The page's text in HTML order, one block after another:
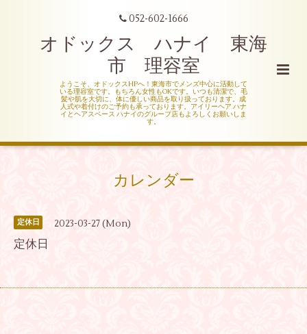
052-602-1666
オドックス ハナイ 東海
市 理容室
ようこそ、オドックスHPへ！東海市でメンズ中心に活動して
いる理容室です。もちろん女性もOKです。いつも清潔で、毛
髪や肌を大切に、体に優しい商品を取り扱っております。成
人式や着付けのご予約も承っております。アイリーヘア ハナ
イとヘアスペース ハナイのグループ店もよろしくお願いしま
す。
カレンダー
定休日 2023-03-27 (Mon)
定休日